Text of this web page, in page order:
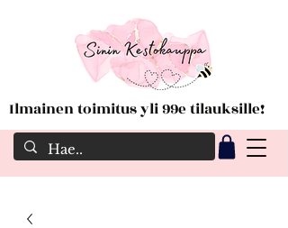
Ilmainen toimitus yli 99e tilauksille!